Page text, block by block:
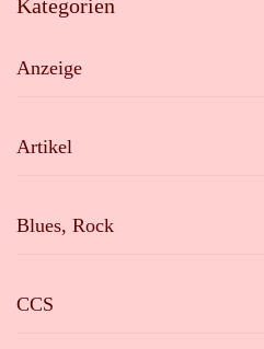
Kategorien
Anzeige
Artikel
Blues, Rock
CCS